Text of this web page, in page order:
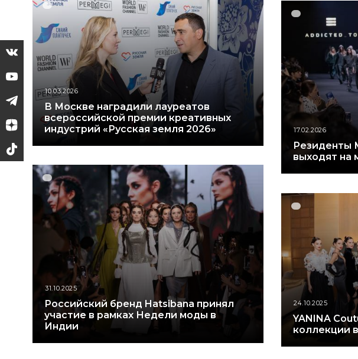
10.03.2026
В Москве наградили лауреатов
всероссийской премии креативных
индустрий «Русская земля 2026»
17.02.2026
Резиденты
выходят на
31.10.2025
Российский бренд Hatsibana принял
участие в рамках Недели моды в
Индии
24.10.2025
YANINA
коллекции